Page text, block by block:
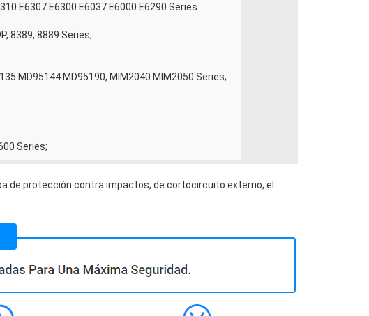
E6307 E6300 E6037 E6000 E6290 Series
8389, 8889 Series;
MD95144 MD95190, MIM2040 MIM2050 Series;
Series;
de protección contra impactos, de cortocircuito externo, el